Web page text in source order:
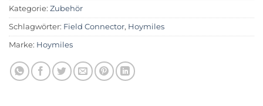
Kategorie: Zubehör
Schlagwörter: Field Connector, Hoymiles
Marke: Hoymiles